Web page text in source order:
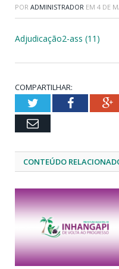
POR ADMINISTRADOR EM 4 DE
Adjudicação2-ass (11)
COMPARTILHAR:
TwitterFacebook
Email
CONTEÚDO